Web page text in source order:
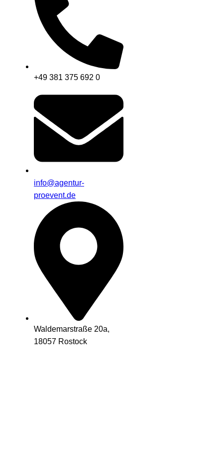
+49 381 375 692 0
info@agentur-
proevent.de
Waldemarstraße 20a,
18057 Rostock